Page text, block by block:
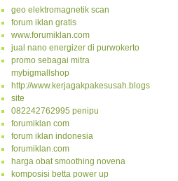
geo elektromagnetik scan
forum iklan gratis
www.forumiklan.com
jual nano energizer di purwokerto
promo sebagai mitra
mybigmallshop
http://www.kerjagakpakesusah.blogspot.com/
site
082242762995 penipu
forumiklan com
forum iklan indonesia
forumiklan.com
harga obat smoothing novena
komposisi betta power up